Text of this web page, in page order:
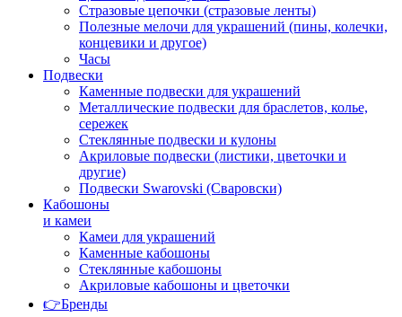
Стразовые цепочки (стразовые ленты)
Полезные мелочи для украшений (пины, колечки,
концевики и другое)
Часы
Подвески
Каменные подвески для украшений
Металлические подвески для браслетов, колье,
сережек
Стеклянные подвески и кулоны
Акриловые подвески (листики, цветочки и
другие)
Подвески Swarovski (Сваровски)
Кабошоны
и камеи
Камеи для украшений
Каменные кабошоны
Стеклянные кабошоны
Акриловые кабошоны и цветочки
👉Бренды